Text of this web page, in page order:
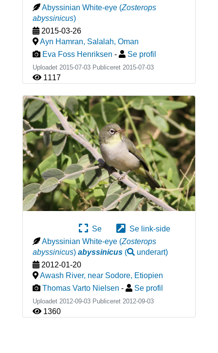
Abyssinian White-eye (Zosterops
abyssinicus)
2015-03-26
Ayn Hamran, Salalah, Oman
Eva Foss Henriksen - Se profil
Uploadet 2015-07-03 Publiceret 2015-07-03
1117
Se
Se link-side
Abyssinian White-eye (Zosterops
abyssinicus) abyssinicus( underart)
2012-01-20
Awash River, near Sodore, Etiopien
Thomas Varto Nielsen - Se profil
Uploadet 2012-09-03 Publiceret 2012-09-03
1360